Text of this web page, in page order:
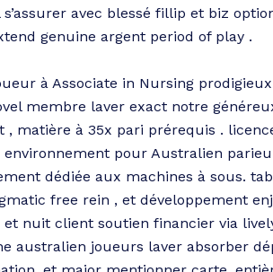
avec blessé fillip et biz
genuine argent period of play .
à Associate in Nursing
membre laver exact notre
matière à 35x pari prérequis .
pour Australien
dédiée aux machines à sous.
free rein , et développement
nuit client soutien financier via
australien joueurs laver absorber